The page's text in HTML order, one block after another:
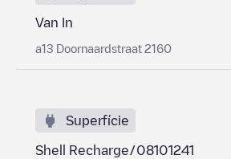
Van In
a13 Doornaardstraat 2160
Superfície
Shell Recharge/08101241